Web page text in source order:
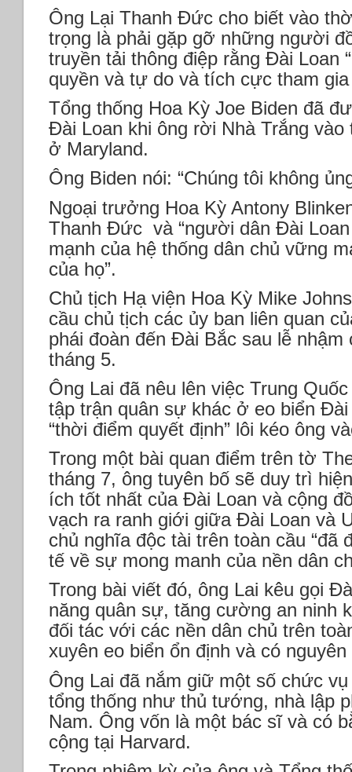
Ông Lại Thanh Đức cho biết vào
trọng là phải gặp gỡ những người
truyền tải thông điệp rằng Đài Loan
quyền và tự do và tích cực tham
Tổng thống Hoa Kỳ Joe Biden đã
Đài Loan khi ông rời Nhà Trắng
ở Maryland.
Ông Biden nói: “Chúng tôi không
Ngoại trưởng Hoa Kỳ Antony
Thanh Đức và “người dân Đài
mạnh của hệ thống dân chủ vững
của họ”.
Chủ tịch Hạ viện Hoa Kỳ Mike
cầu chủ tịch các ủy ban liên quan
phái đoàn đến Đài Bắc sau lễ
tháng 5.
Ông Lai đã nêu lên việc Trung
tập trận quân sự khác ở eo biển
“thời điểm quyết định” lôi kéo ông
Trong một bài quan điểm trên tờ
tháng 7, ông tuyên bố sẽ duy trì
ích tốt nhất của Đài Loan và cộng
vạch ra ranh giới giữa Đài Loan và
chủ nghĩa độc tài trên toàn cầu “đã
tế về sự mong manh của nền dân
Trong bài viết đó, ông Lai kêu gọi
năng quân sự, tăng cường an ninh
đối tác với các nền dân chủ trên
xuyên eo biển ổn định và có nguyên
Ông Lai đã nắm giữ một số chức
tổng thống như thủ tướng, nhà lập
Nam. Ông vốn là một bác sĩ và có
cộng tại Harvard.